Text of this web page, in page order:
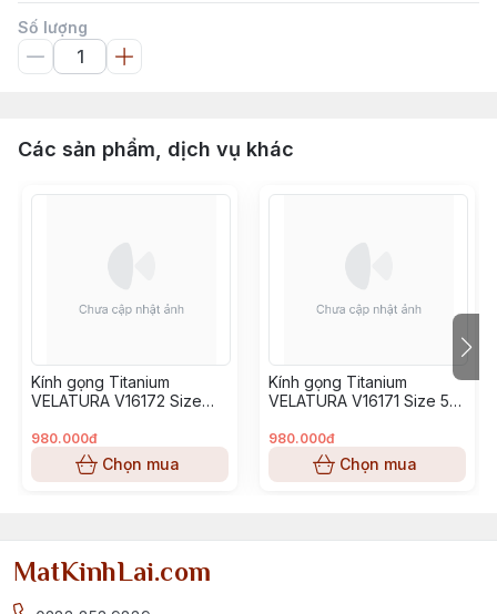
Số lượng
Các sản phẩm, dịch vụ khác
Kính gọng Titanium
VELATURA V16172 Size
980.000đ
Chọn mua
Kính gọng Titanium
VELATURA V16171 Size 53-
980.000đ
Chọn mua
MatKinhLai.com